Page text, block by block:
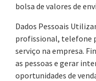
bolsa de valores de
Dados Pessoais
profissional, telefone
serviço na empresa.
as pessoas e gerar
oportunidades de